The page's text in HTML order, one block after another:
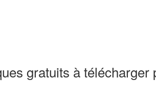
gratuits à télécharger